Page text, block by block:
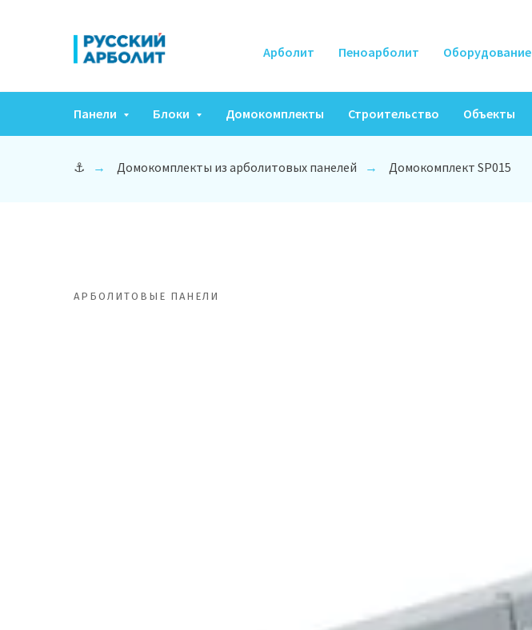
Арболит Пеноарболит Оборудование
Панели Блоки Домокомплекты Строительство Объекты
⚓ → Домокомплекты из арболитовых панелей → Домокомплект SP015
АРБОЛИТОВЫЕ ПАНЕЛИ